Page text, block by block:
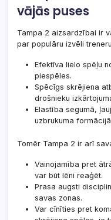
vājās puses
Tampa 2 aizsardzībai ir
par populāru izvēli
Efektīva lielo spēļu
piespēles.
Spēcīgs skrējiena
drošnieku
Elastība segumā,
uzbrukuma
Tomēr Tampa 2 ir arī
Vainojamība pret
var būt lēni reaģēt.
Prasa augsti
savas zonas.
Var cīnīties pret